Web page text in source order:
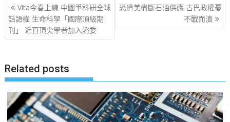
文
章
导
Vita今春上線 中國爭科研全球
話語權 生命科學「國際頂級期
刊」 近百頂尖學者加入諮委
恐遭美盡斷石油供應 古巴政權憂
不戰而潰
Related posts